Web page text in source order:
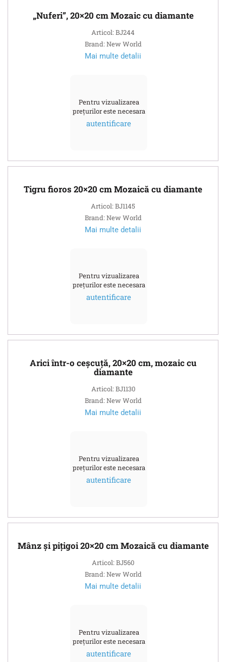
„Nuferi”, 20×20 cm Mozaic cu diamante
Articol: BJ244
Brand: New World
Mai multe detalii
Pentru vizualizarea
prețurilor este necesara
autentificare
Tigru fioros 20×20 cm Mozaică cu diamante
Articol: BJ1145
Brand: New World
Mai multe detalii
Pentru vizualizarea
prețurilor este necesara
autentificare
Arici într-o ceșcuță, 20×20 cm, mozaic cu
diamante
Articol: BJ1130
Brand: New World
Mai multe detalii
Pentru vizualizarea
prețurilor este necesara
autentificare
Mânz și pițigoi 20×20 cm Mozaică cu diamante
Articol: BJ560
Brand: New World
Mai multe detalii
Pentru vizualizarea
prețurilor este necesara
autentificare